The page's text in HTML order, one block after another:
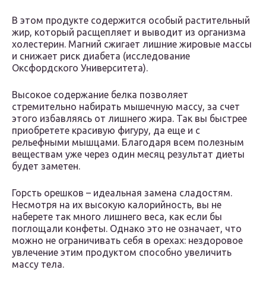
В этом продукте содержится особый растительный
жир, который расщепляет и выводит из организма
холестерин. Магний сжигает лишние жировые массы
и снижает риск диабета (исследование
Оксфордского Университета).
Высокое содержание белка позволяет
стремительно набирать мышечную массу, за счет
этого избавляясь от лишнего жира. Так вы быстрее
приобретете красивую фигуру, да еще и с
рельефными мышцами. Благодаря всем полезным
веществам уже через один месяц результат диеты
будет заметен.
Горсть орешков – идеальная замена сладостям.
Несмотря на их высокую калорийность, вы не
наберете так много лишнего веса, как если бы
поглощали конфеты. Однако это не означает, что
можно не ограничивать себя в орехах: нездоровое
увлечение этим продуктом способно увеличить
массу тела.